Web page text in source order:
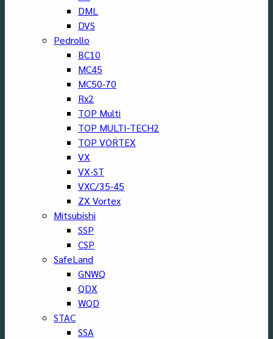
DML
DVS
Pedrollo
BC10
MC45
MC50-70
Rx2
TOP Multi
TOP MULTI-TECH2
TOP VORTEX
VX
VX-ST
VXC/35-45
ZX Vortex
Mitsubishi
SSP
CSP
SafeLand
GNWQ
QDX
WQD
STAC
SSA